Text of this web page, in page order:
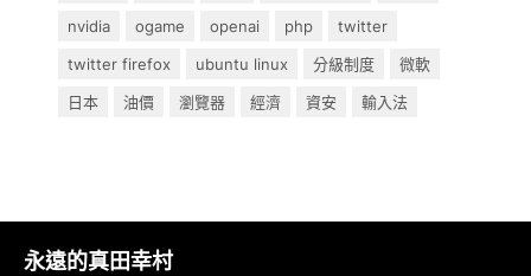
nvidia
ogame openai php
twitter
twitter firefox
ubuntu linux 分級制度
微軟
日本
油價 瀏覽器 經濟 資安 輸入法
永遠的真田幸村